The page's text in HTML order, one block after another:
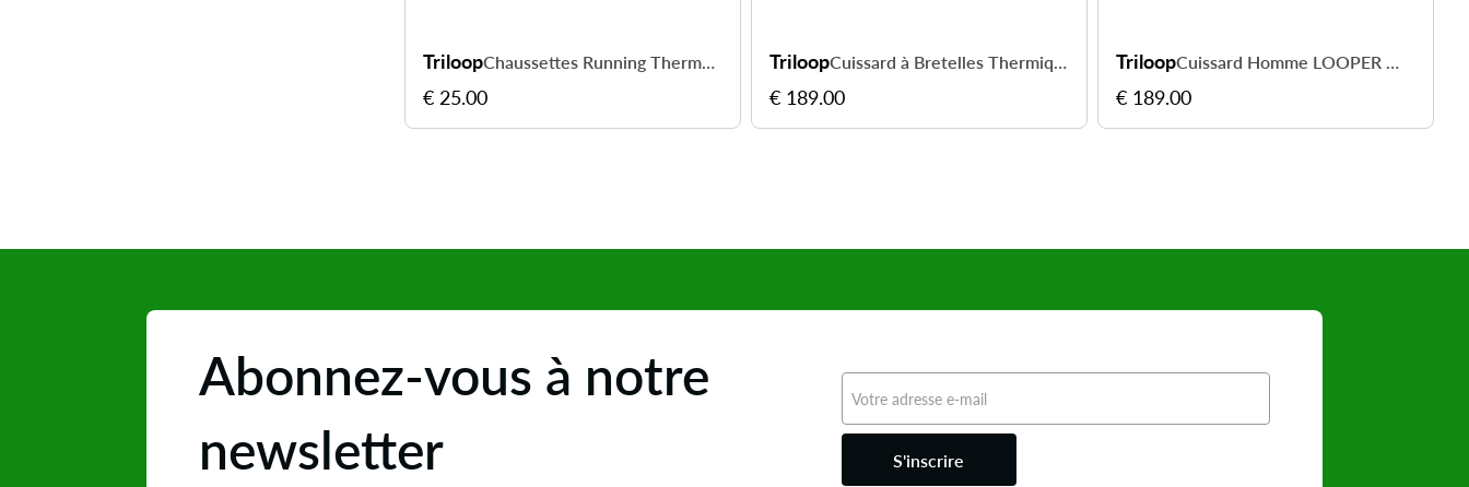
Triloop Chaussettes Running Thermal+ Vercors
€ 25.00
Triloop Cuissard à Bretelles Thermique IMPACT Femme
€ 189.00
Triloop Cuissard Homme LOOPER Made in France et Recyclé — TOULON
€ 189.00
Abonnez-vous à notre
newsletter
S'inscrire